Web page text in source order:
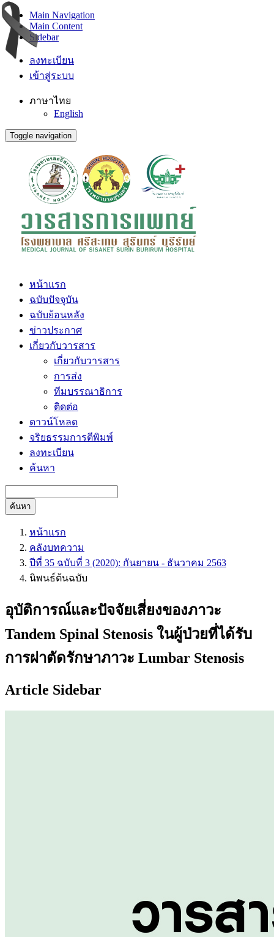
Main Navigation
Main Content
Sidebar
ลงทะเบียน
เข้าสู่ระบบ
ภาษาไทย
English
Toggle navigation
หน้าแรก
ฉบับปัจจุบัน
ฉบับย้อนหลัง
ข่าวประกาศ
เกี่ยวกับวารสาร
เกี่ยวกับวารสาร
การส่ง
ทีมบรรณาธิการ
ติดต่อ
ดาวน์โหลด
จริยธรรมการตีพิมพ์
ลงทะเบียน
ค้นหา
ค้นหา
หน้าแรก
คลังบทความ
ปีที่ 35 ฉบับที่ 3 (2020): กันยายน - ธันวาคม 2563
นิพนธ์ต้นฉบับ
อุบัติการณ์และปัจจัยเสี่ยงของภาวะ
Tandem Spinal Stenosis ในผู้ป่วยที่ได้รับ
การผ่าตัดรักษาภาวะ Lumbar Stenosis
Article Sidebar